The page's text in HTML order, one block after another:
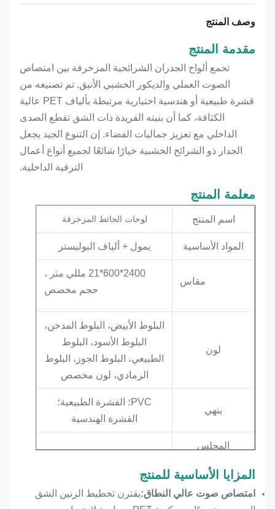
وصف المنتج
مقدمة المنتج
تجمع ألواح الجدران الشرائحية المزخرفة بين امتصاص
الصوت العملي والديكور الخشبي الأنيق. تم تصنيعه من
قشرة طبيعية أو هندسية اختيارية مرتبطة بألياف PET عالية
الكثافة، كما أن بنيته الفريدة ذات الشق تقطع الصدى
الداخلي مع تعزيز جماليات الفضاء. إن التنوع الجيد يجعل
الجدار ذو الشرائح الخشبية خيارًا شائعًا لجميع أنواع أعمال
الترقية الداخلية.
معلمة المنتج
اسم المنتج لوحات الحائط المزخرفة
المواد الأساسية يمول + ألياف البوليستر
مقاس
2400*600*21 مللي متر ،
حجم مخصص
البلوط الأبيض، البلوط المدخن،
البلوط الأسود، البلوط
الطبيعي، البلوط الجوز، البلوط
الرمادي، لون مخصص
PVC؛ القشرة الطبيعية؛
القشرة الهندسية
المجلس
0.9
الوظيفة
امتصاص الصوت والديكور
الداخلي
المزايا الأساسية للمنتج
امتصاص صوت عالي النطاق:يقترن تخطيط الرنين الشق